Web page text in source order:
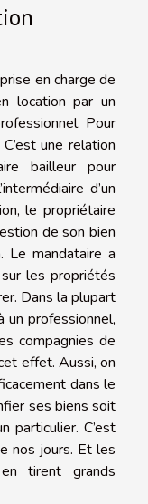
en charge de
location par un
Pour
C’est une relation
bailleur pour
d’un
le propriétaire
de son bien
Le mandataire a
les propriétés
Dans la plupart
professionnel,
compagnies de
effet. Aussi, on
dans le
ses biens soit
particulier. C’est
nos jours. Et les
tirent grands